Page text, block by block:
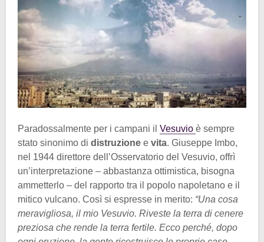
Paradossalmente per i campani il Vesuvio è sempre
stato sinonimo di distruzione e vita. Giuseppe Imbo,
nel 1944 direttore dell’Osservatorio del Vesuvio, offrì
un’interpretazione – abbastanza ottimistica, bisogna
ammetterlo – del rapporto tra il popolo napoletano e il
mitico vulcano. Così si espresse in merito: “Una cosa
meravigliosa, il mio Vesuvio. Riveste la terra di cenere
preziosa che rende la terra fertile. Ecco perché, dopo